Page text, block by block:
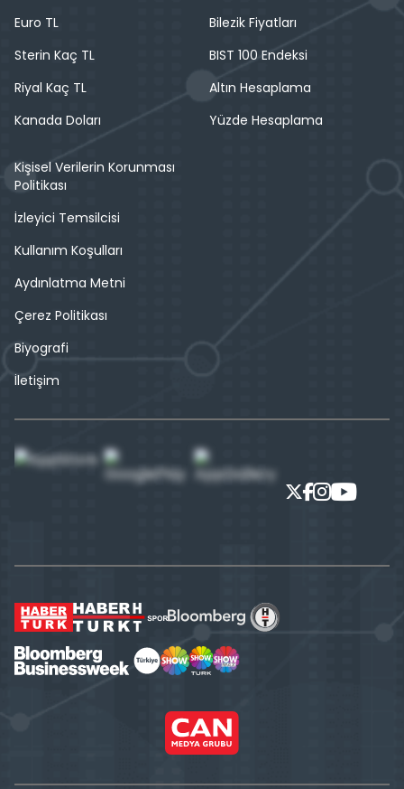
Euro TL
Sterin Kaç TL
Riyal Kaç TL
Kanada Doları
Bilezik Fiyatları
BIST 100 Endeksi
Altın Hesaplama
Yüzde Hesaplama
Kişisel Verilerin Korunması
Politikası
İzleyici Temsilcisi
Kullanım Koşulları
Aydınlatma Metni
Çerez Politikası
Biyografi
İletişim